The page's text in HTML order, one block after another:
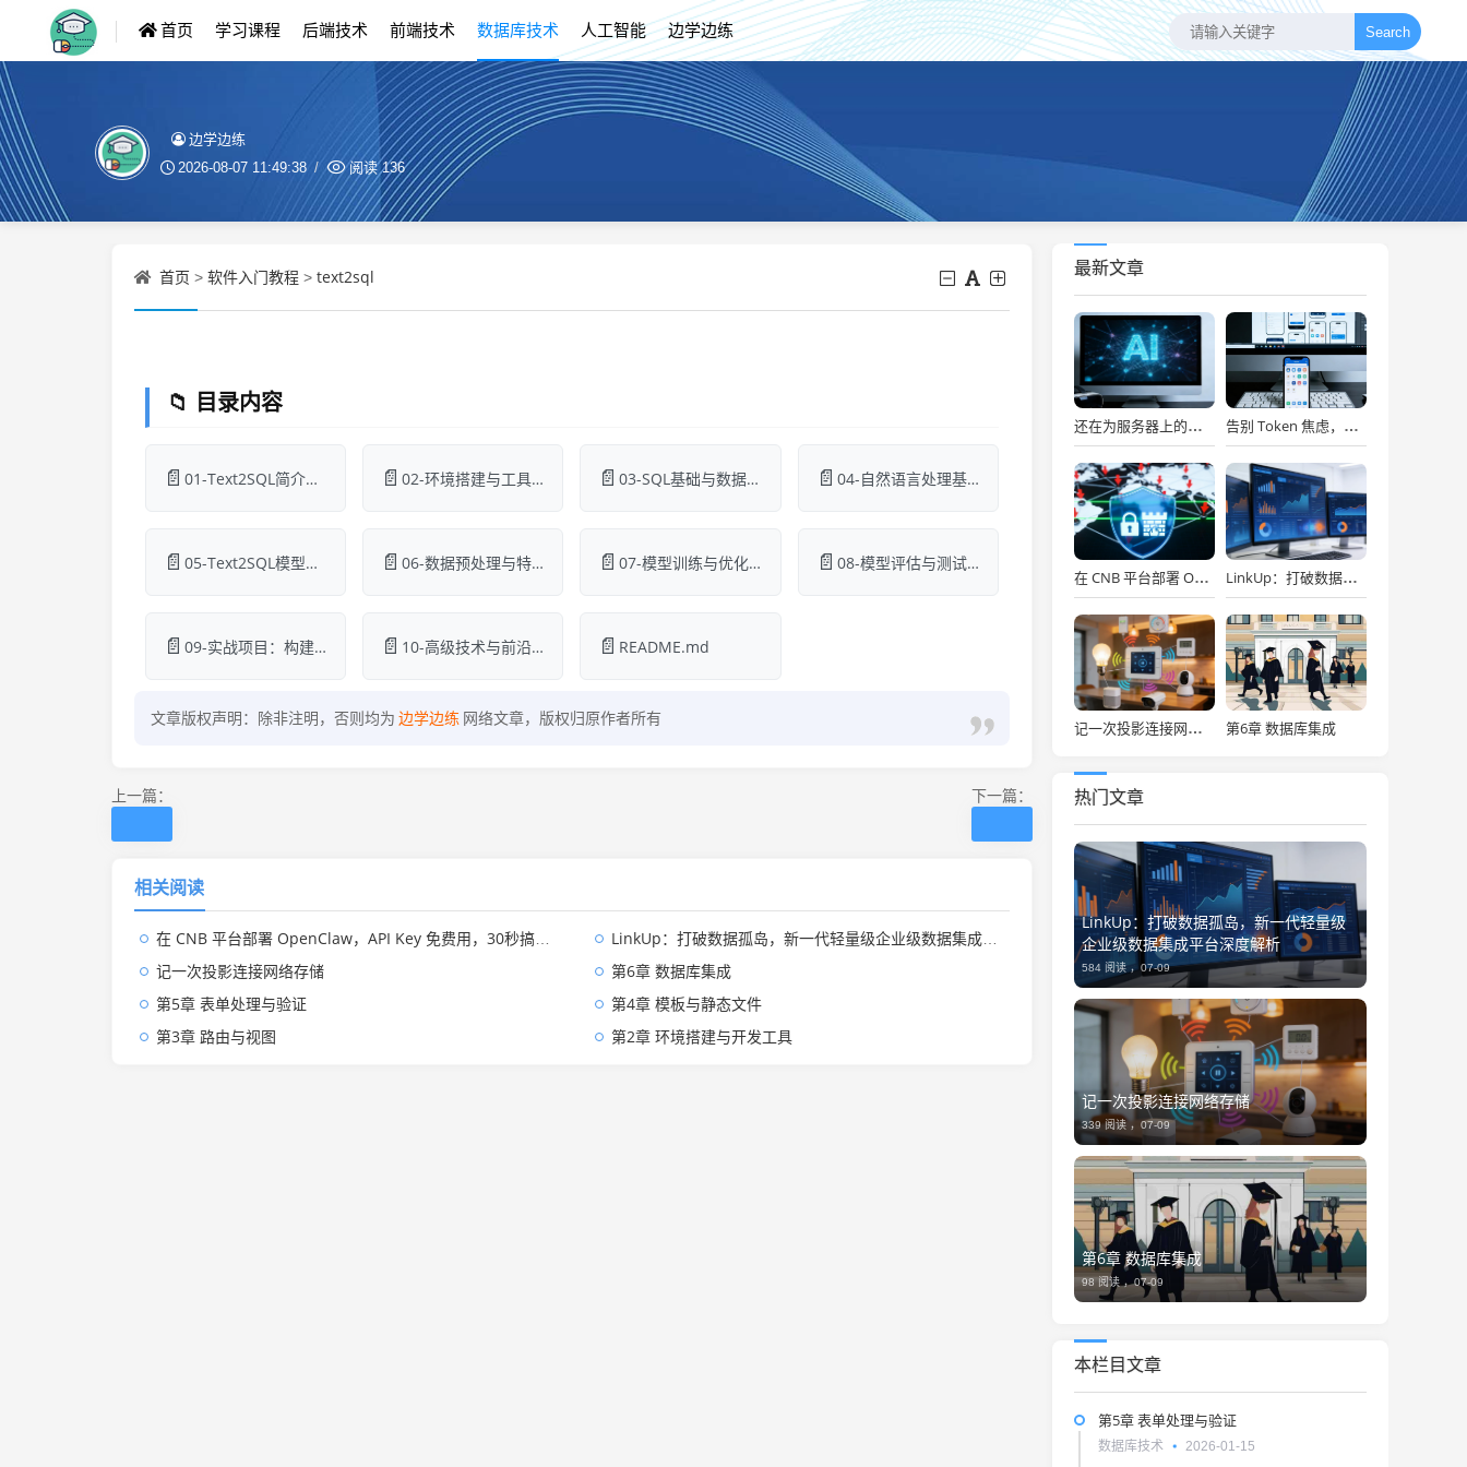
首页 学习课程 后端技术 前端技术 数据库技术 人工智能 边学边练 Search
边学边练
2026-08-07 11:49:38 阅读136
首页 > 软件入门教程 > text2sql
📁 目录内容
📄 01-Text2SQL简介与核心概念.md 📄 02-环境搭建与工具准备.md 📄 03-SQL基础与数据库设计.md 📄 04-自然语言处理基础.md
📄 05-Text2SQL模型架构.md 📄 06-数据预处理与特征工程.md 📄 07-模型训练与优化.md 📄 08-模型评估与测试.md
📄 09-实战项目：构建Text2SQL系统.md 📄 10-高级技术与前沿发展.md 📄 README.md
文章版权声明：除非注明，否则均为 边学边练 网络文章，版权归原作者所有
上一篇： 下一篇：
相关阅读
在 CNB 平台部署 OpenClaw，API Key 免费用，30秒搞定！
LinkUp：打破数据孤岛，新一代轻量级企业级数据集成平台深度解析
记一次投影连接网络存储
第6章 数据库集成
第5章 表单处理与验证
第4章 模板与静态文件
第3章 路由与视图
第2章 环境搭建与开发工具
最新文章
还在为服务器上的问题烦恼？有了智能终端，我再也不怕了！ 告别 Token 焦虑，让 AI Agent 24 小时为你打工
在 CNB 平台部署 OpenClaw，API Key 免费用，30秒搞定！ LinkUp：打破数据孤岛，新一代轻量级企业级数据集成平台深度解析
记一次投影连接网络存储 第6章 数据库集成
热门文章
LinkUp：打破数据孤岛，新一代轻量级
企业级数据集成平台深度解析
584 阅读 ，07-09
记一次投影连接网络存储
339 阅读 ，07-09
第6章 数据库集成
98 阅读 ，07-09
本栏目文章
第5章 表单处理与验证
数据库技术 2026-01-15